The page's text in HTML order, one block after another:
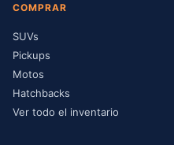
COMPRAR
SUVs
Pickups
Motos
Hatchbacks
Ver todo el inventario